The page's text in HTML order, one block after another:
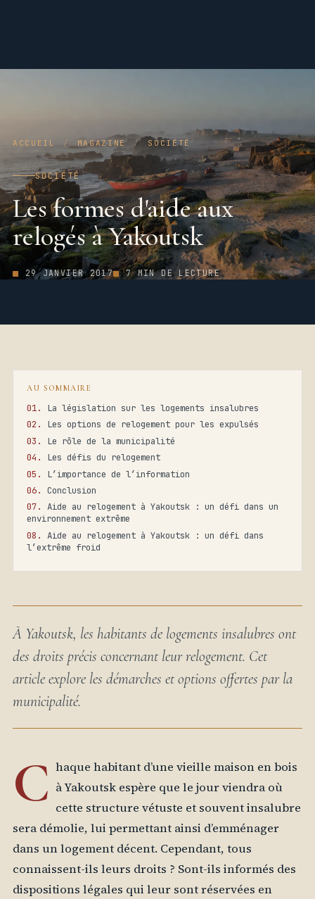
ACCUEIL / MAGAZINE / SOCIÉTÉ
SOCIÉTÉ
Les formes d'aide aux
relogés à Yakoutsk
29 JANVIER 2017 7 MIN DE LECTURE
AU SOMMAIRE
La législation sur les logements insalubres
Les options de relogement pour les expulsés
Le rôle de la municipalité
Les défis du relogement
L’importance de l’information
Conclusion
Aide au relogement à Yakoutsk : un défi dans un
environnement extrême
Aide au relogement à Yakoutsk : un défi dans
l’extrême froid
À Yakoutsk, les habitants de logements insalubres ont
des droits précis concernant leur relogement. Cet
article explore les démarches et options offertes par la
municipalité.
C haque habitant d’une vieille maison en bois
à Yakoutsk espère que le jour viendra où
cette structure vétuste et souvent insalubre
sera démolie, lui permettant ainsi d’emménager
dans un logement décent. Cependant, tous
connaissent-ils leurs droits ? Sont-ils informés des
dispositions légales qui leur sont réservées en